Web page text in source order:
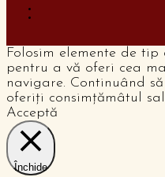
Folosim elemente de
pentru a vă oferi cea
navigare. Continuând
oferiți consimțămâtul
Acceptă
Închide